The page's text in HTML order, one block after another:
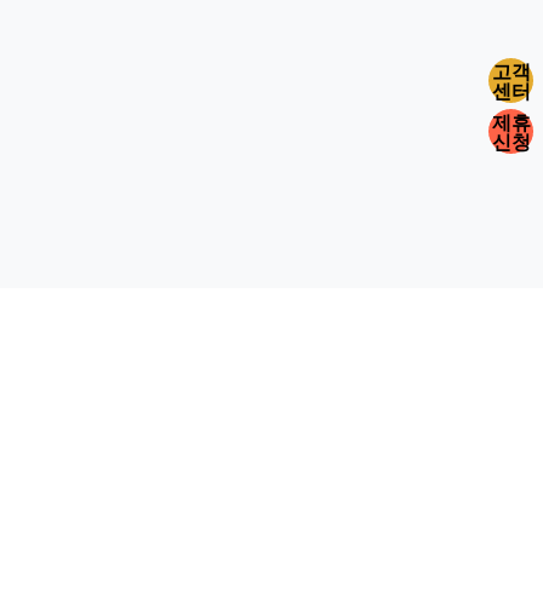
고객
센터
제휴
신청